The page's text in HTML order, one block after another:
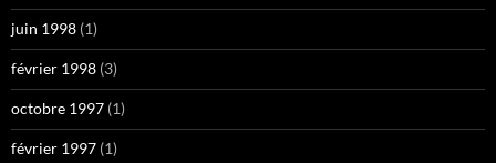
juin 1998 (1)
février 1998 (3)
octobre 1997 (1)
février 1997 (1)